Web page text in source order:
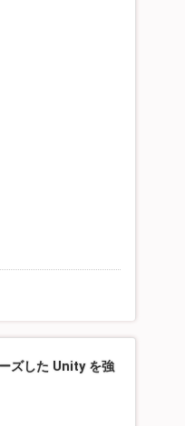
ズした Unity を強